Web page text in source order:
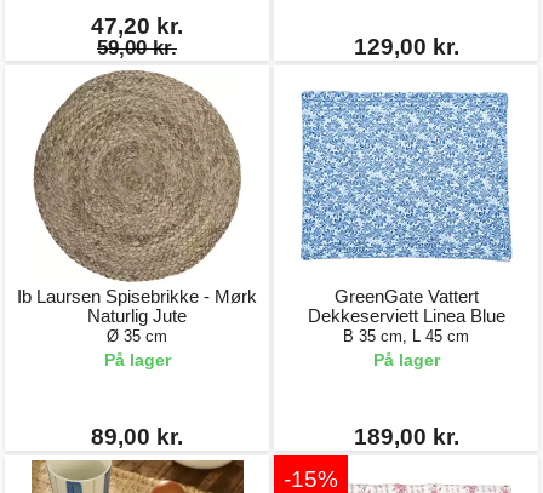
47,20 kr.
59,00 kr. 129,00 kr.
Ib Laursen Spisebrikke - Mørk
Naturlig Jute
Ø 35 cm
På lager
89,00 kr.
GreenGate Vattert
Dekkeserviett Linea Blue
B 35 cm, L 45 cm
På lager
189,00 kr.
-15%